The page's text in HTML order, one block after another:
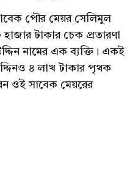
পৌর মেয়র সেলিমুল
টাকার চেক প্রতারণা
নামের এক ব্যক্তি। একই
৪ লাখ টাকার পৃথক
ওই সাবেক মেয়রের